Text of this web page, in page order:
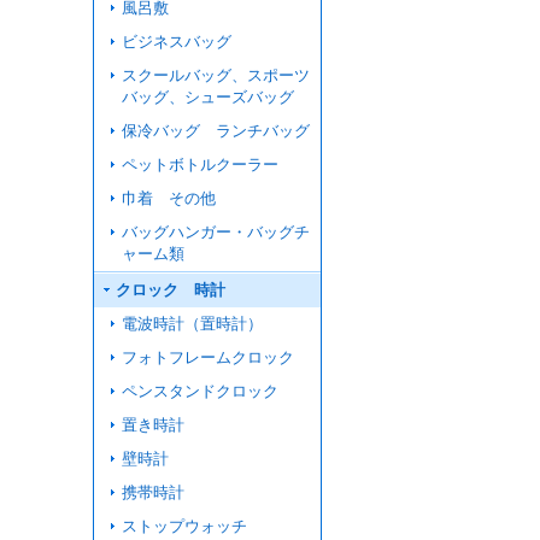
風呂敷
ビジネスバッグ
スクールバッグ、スポーツ
バッグ、シューズバッグ
保冷バッグ ランチバッグ
ペットボトルクーラー
巾着 その他
バッグハンガー・バッグチ
ャーム類
クロック 時計
電波時計（置時計）
フォトフレームクロック
ペンスタンドクロック
置き時計
壁時計
携帯時計
ストップウォッチ